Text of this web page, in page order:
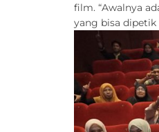
film. “Awalnya
yang bisa dipetik